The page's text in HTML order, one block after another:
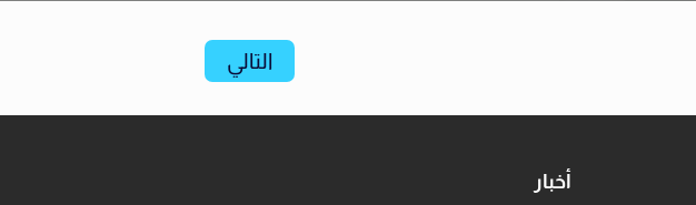
التالي
أخبار